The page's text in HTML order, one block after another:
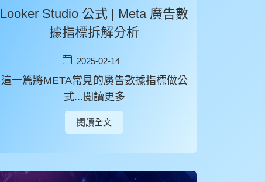
Looker Studio 公式 | Meta 廣告數
據指標拆解分析
2025-02-14
這一篇將META常見的廣告數據指標做公
式...閱讀更多
閱讀全文